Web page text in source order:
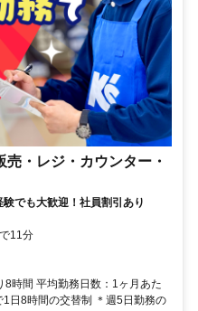
・レジ・カウンター・
でも大歓迎！社員割引あり
11分
時間 平均勤務日数：1ヶ月あた
日8時間の交替制 ＊週5日勤務の